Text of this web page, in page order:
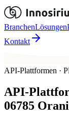
BranchenLösungen
Kontakt
API-Plattformen ·
API-
06785